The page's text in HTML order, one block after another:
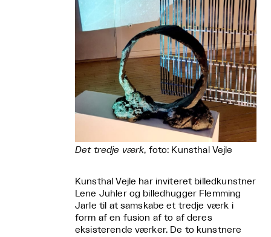
Det tredje værk, foto: Kunsthal Vejle
Kunsthal Vejle har inviteret billedkunstner
Lene Juhler og billedhugger Flemming
Jarle til at samskabe et tredje værk i
form af en fusion af to af deres
eksisterende værker. De to kunstnere